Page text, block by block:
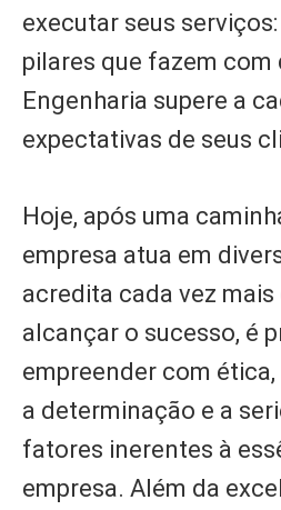
executar seus
pilares que fazem com
Engenharia supere a
expectativas de seus
Hoje, após uma
empresa atua em
acredita cada vez mais
alcançar o sucesso, é
empreender com
a determinação e a
fatores inerentes à
empresa. Além da